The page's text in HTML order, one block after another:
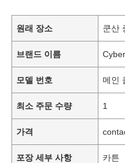
원래 장소 쿤산
브랜드 이름
모델 번호 메인
최소 주문 수량 1
가격
포장 세부 사항 카튼